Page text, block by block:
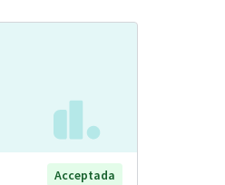
Acceptada